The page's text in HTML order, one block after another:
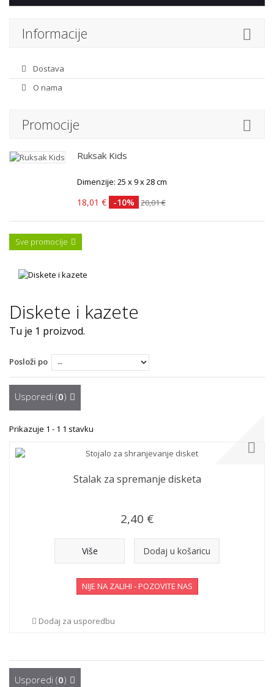
Informacije
Dostava
O nama
Promocije
Ruksak Kids
Dimenzije: 25 x 9 x 28 cm
18,01 € -10% 20,01 €
Sve promocije
Diskete i kazete
Tu je 1 proizvod.
Posloži po
Usporedi (0)
Prikazuje 1 - 1 1 stavku
Stalak za spremanje disketa
2,40 €
Više Dodaj u košaricu
NIJE NA ZALIHI - POZOVITE NAS
Dodaj za usporedbu
Usporedi (0)